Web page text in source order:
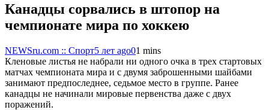
Канадцы сорвались в штопор на
чемпионате мира по хоккею
NEWSru.com :: Спорт5 лет ago01 mins
Кленовые листья не набрали ни одного очка в трех стартовых
матчах чемпионата мира и с двумя заброшенными шайбами
занимают предпоследнее, седьмое место в группе. Ранее
канадцы не начинали мировые первенства даже с двух
поражений.